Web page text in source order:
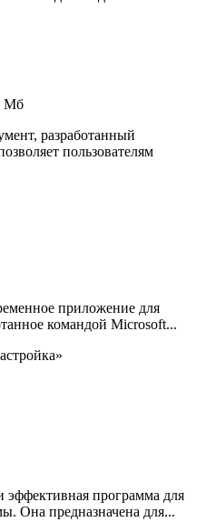
Мб
разработанный
пользователям
приложение для
командой Microsoft...
эффективная программа для
Она предназначена для...